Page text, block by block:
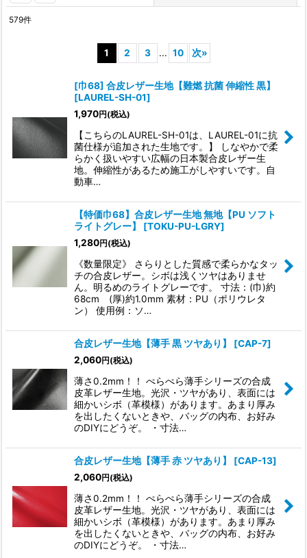
579件
1 2 3 ... 10 次»
[巾68] 合皮レザー生地【難燃 抗菌 伸縮性 黒】
[LAUREL-SH-01]
1,970円 (税込)
【こちらのLAUREL-SH-01は、LAUREL-01に抗
菌仕様が追加された生地です。】 しなやかで柔
らかく扱いやすい広幅の日本製合皮レザー生
地。伸縮性があるため施工がしやすいです。自
動車…
【特価巾68】合皮レザー生地 無地【PU ソフト
ライトグレー】
[TOKU-PU-LGRY]
1,280円 (税込)
《数量限定》 さらりとした質感で柔らかなタッ
チの合皮レザー。シボは浅くツヤはありませ
ん。明るめのライトグレーです。 寸法：(巾)約
68cm (厚)約1.0mm 素材：PU（ポリウレタ
ン） 使用例：ソ…
合皮レザー生地【薄手 黒 ツヤあり】 [CAP-7]
2,060円 (税込)
薄さ0.2mm！！ ぺらぺら薄手シリーズの合成
皮革レザー生地。光沢・ツヤがあり、表面には
細かいシボ（革模様）があります。あまり厚み
を出したくないときや、バッグの内布、お好み
のDIYにどうぞ。 ・寸法…
合皮レザー生地【薄手 赤 ツヤあり】 [CAP-13]
2,060円 (税込)
薄さ0.2mm！！ ぺらぺら薄手シリーズの合成
皮革レザー生地。光沢・ツヤがあり、表面には
細かいシボ（革模様）があります。あまり厚み
を出したくないときや、バッグの内布、お好み
のDIYにどうぞ。 ・寸法…